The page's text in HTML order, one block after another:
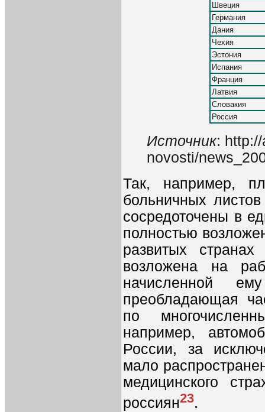
Швеция
Германия
Дания
Чехия
Эстония
Испания
Франция
Латвия
Словакия
Россия
Источник:
novosti/
Так, например,
больничных
сосредоточены в
полностью
развитых
возложена на
начисленной
преобладающая
по
например,
России, за
мало
медицинского
россиян23.